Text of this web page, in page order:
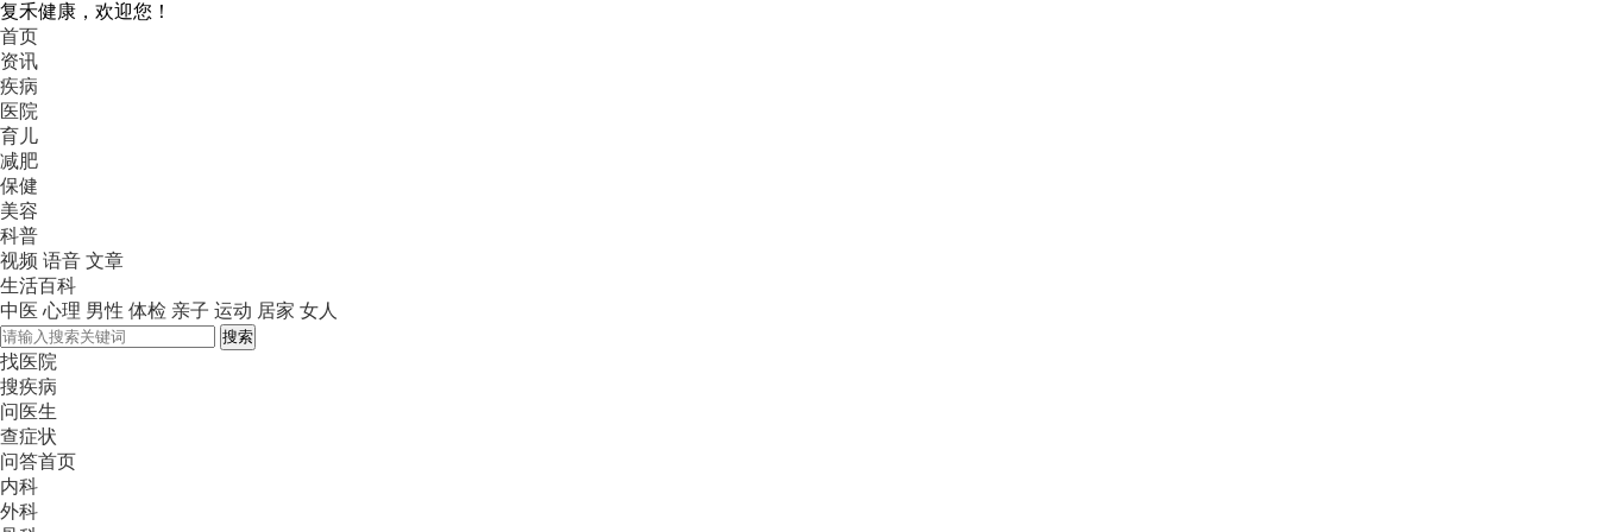
复禾健康，欢迎您！
首页
资讯
疾病
医院
育儿
减肥
保健
美容
科普
视频 语音 文章
生活百科
中医 心理 男性 体检 亲子 运动 居家 女人
搜索
找医院
搜疾病
问医生
查症状
问答首页
内科
外科